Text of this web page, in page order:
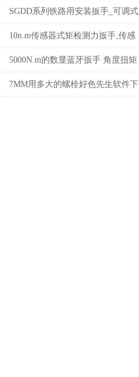
微小电子压力计价格
SGDD系列铁路用安装扳手_可调式
定扭矩铁路安装电动扳手厂家
10n.m传感器式矩检测力扳手,传感
器式矩检测力扳手
5000N.m的数显蓝牙扳手 角度扭矩
传输蓝牙力矩扳手功能特点
7MM用多大的螺栓好色先生软件下